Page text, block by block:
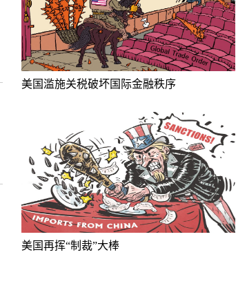
美国滥施关税破坏国际金融秩序
美国再挥“制裁”大棒